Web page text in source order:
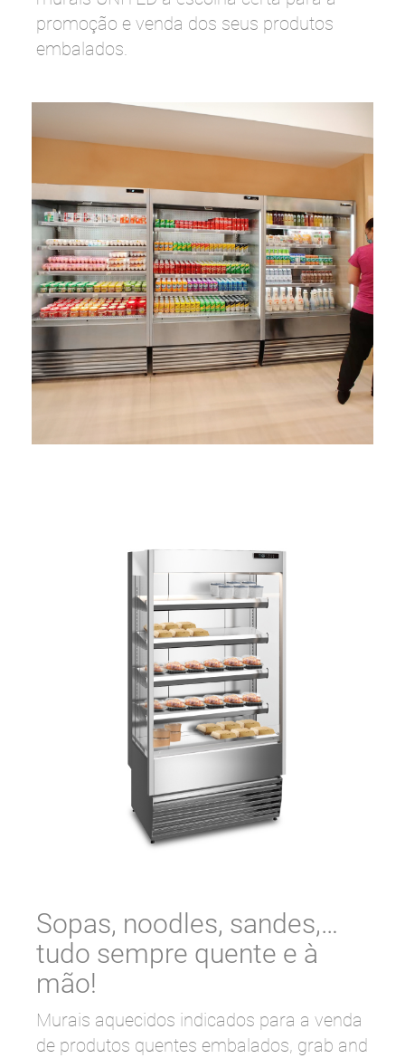
promoção e venda dos seus produtos
embalados.
Sopas, noodles, sandes,…
tudo sempre quente e à
mão!
Murais aquecidos indicados para a venda
de produtos quentes embalados, grab and